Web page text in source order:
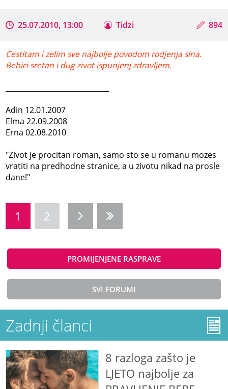
25.07.2010, 13:00 Tidzi 894
Cestitam i zelim sve najbolje povodom rodjenja sina.
Bebici sretan i dug zivot ispunjenj zdravljem.
Adin 12.01.2007
Elma 22.09.2008
Erna 02.08.2010
"Zivot je procitan roman, samo sto se u romanu mozes
vratiti na predhodne stranice, a u zivotu nikad na prosle
dane!"
1 2
PROMIJENJENE RASPRAVE
SVI FORUMI
Zadnji članci
8 razloga zašto je
LJETO najbolje za